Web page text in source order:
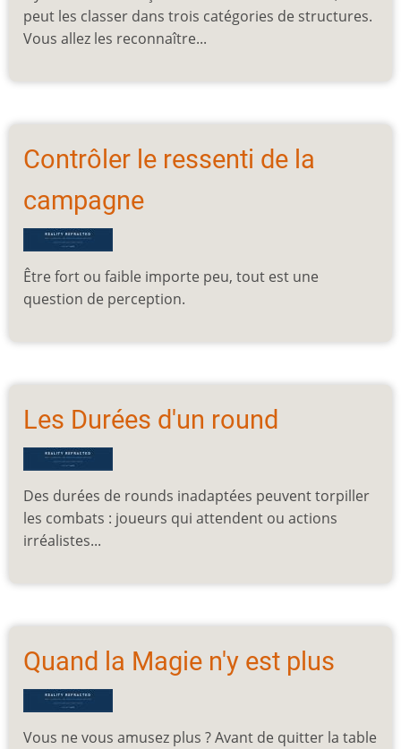
peut les classer dans trois catégories de structures.
Vous allez les reconnaître...
Contrôler le ressenti de la
campagne
Être fort ou faible importe peu, tout est une
question de perception.
Les Durées d'un round
Des durées de rounds inadaptées peuvent torpiller
les combats : joueurs qui attendent ou actions
irréalistes...
Quand la Magie n'y est plus
Vous ne vous amusez plus ? Avant de quitter la table